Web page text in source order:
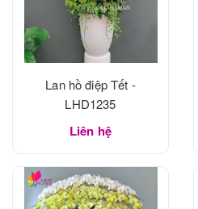
Lan hồ điệp Tết -
LHD1235
Liên hệ